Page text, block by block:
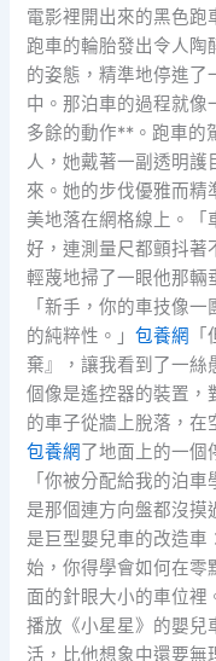
電影裡開出來的黑色跑
跑車的輪胎發出令人陶
的姿態，精準地停進了
中。那泊車的過程就像
多餘的動作**。跑車的
人，她戴著一副透明護
來。她的步伐優雅而精
美地落在網格線上。「
好，連測量尺都顫抖著
輕蔑地掃了一眼他那輛
「新手，你的車技像
的純粹性。」包養網
棄』，讓我看到了一絲
個像是遙控器的裝置，
的車子從牆上脫落，在
包養網了地面上的一
「你被分配給我的泊
是那個連方向盤都沒摸
是巨型嬰兒車的改造車
始，你得學會如何在零
面的針眼大小的車位裡
播放《小星星》的嬰兒
活，比他想象中還要